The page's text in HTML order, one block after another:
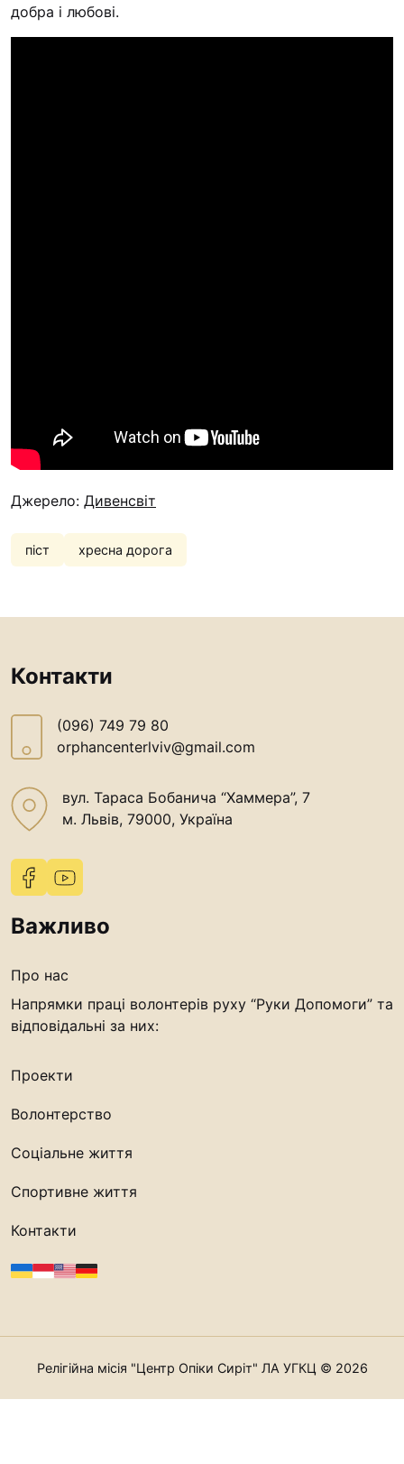
добра і любові.
Джерело: Дивенсвіт
піст хресна дорога
Контакти
(096) 749 79 80
orphancenterlviv@gmail.com
вул. Тараса Бобанича “Хаммера”, 7
м. Львів, 79000, Україна
Важливо
Про нас
Напрямки праці волонтерів руху “Руки Допомоги” та
відповідальні за них:
Проекти
Волонтерство
Соціальне життя
Спортивне життя
Контакти
Релігійна місія "Центр Опіки Сиріт" ЛА УГКЦ © 2026